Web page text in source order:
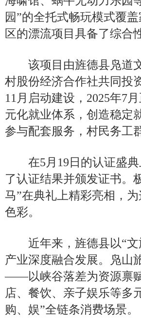
园”的全托式畅玩模式覆
区的漂流项目具备了综合
该项目由旌德县凫道文
村股份经济合作社共同投
11月启动建设，2025年7
元化就业体系，创造稳定
参与配套服务，村民务工
在5月19日的认证盛典
了认证结果并颁发证书。
马”在典礼上精彩亮相，
色彩。
近年来，旌德县以“文
产业深度融合发展。凫山
——以峡谷落差为资源禀
店、餐饮、亲子娱乐等多
购、娱”全链条消费场景。